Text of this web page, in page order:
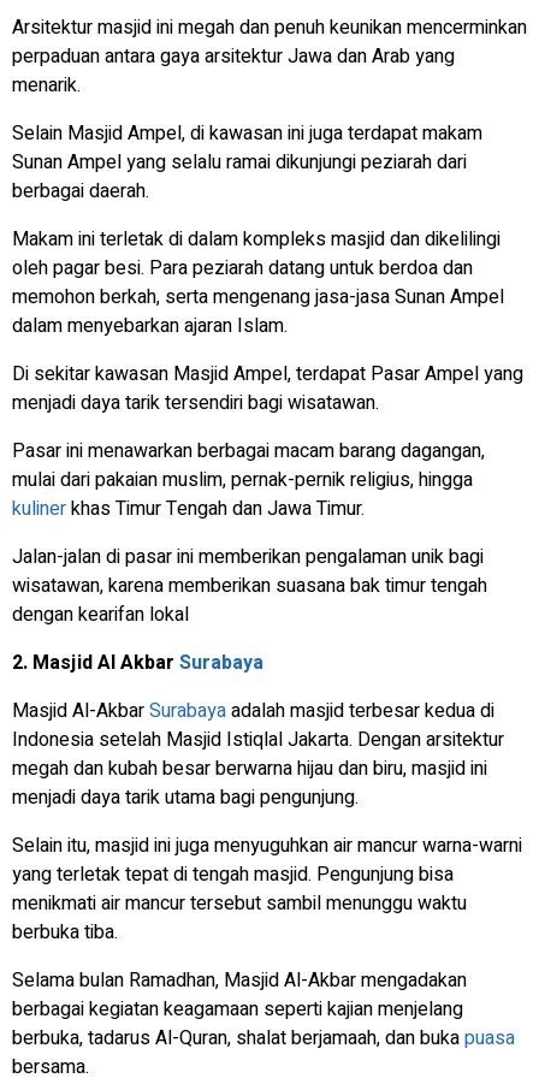
Arsitektur masjid ini megah dan penuh keunikan mencerminkan
perpaduan antara gaya arsitektur Jawa dan Arab yang
menarik.
Selain Masjid Ampel, di kawasan ini juga terdapat makam
Sunan Ampel yang selalu ramai dikunjungi peziarah dari
berbagai daerah.
Makam ini terletak di dalam kompleks masjid dan dikelilingi
oleh pagar besi. Para peziarah datang untuk berdoa dan
memohon berkah, serta mengenang jasa-jasa Sunan Ampel
dalam menyebarkan ajaran Islam.
Di sekitar kawasan Masjid Ampel, terdapat Pasar Ampel yang
menjadi daya tarik tersendiri bagi wisatawan.
Pasar ini menawarkan berbagai macam barang dagangan,
mulai dari pakaian muslim, pernak-pernik religius, hingga
kulinerkhas Timur Tengah dan Jawa Timur.
Jalan-jalan di pasar ini memberikan pengalaman unik bagi
wisatawan, karena memberikan suasana bak timur tengah
dengan kearifan lokal
2. Masjid Al Akbar Surabaya
Masjid Al-AkbarSurabayaadalah masjid terbesar kedua di
Indonesia setelah Masjid Istiqlal Jakarta. Dengan arsitektur
megah dan kubah besar berwarna hijau dan biru, masjid ini
menjadi daya tarik utama bagi pengunjung.
Selain itu, masjid ini juga menyuguhkan air mancur warna-warni
yang terletak tepat di tengah masjid. Pengunjung bisa
menikmati air mancur tersebut sambil menunggu waktu
berbuka tiba.
Selama bulan Ramadhan, Masjid Al-Akbar mengadakan
berbagai kegiatan keagamaan seperti kajian menjelang
berbuka, tadarus Al-Quran, shalat berjamaah, dan bukapuasa
bersama.